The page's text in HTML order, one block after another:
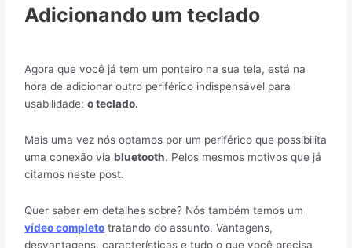
Adicionando um teclado
Agora que você já tem um ponteiro na sua tela, está na
hora de adicionar outro periférico indispensável para
usabilidade:o teclado.
Mais uma vez nós optamos por um periférico que possibilita
uma conexão viabluetooth. Pelos mesmos motivos que já
citamos neste post.
Quer saber em detalhes sobre? Nós também temos um
vídeo completo tratando do assunto. Vantagens,
desvantagens, características e tudo o que você precisa